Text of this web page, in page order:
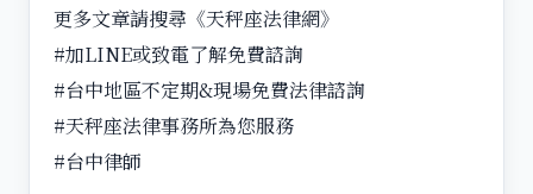
更多文章請搜尋《天秤座法律網》
#加LINE或致電了解免費諮詢
#台中地區不定期&現場免費法律諮詢
#天秤座法律事務所為您服務
#台中律師